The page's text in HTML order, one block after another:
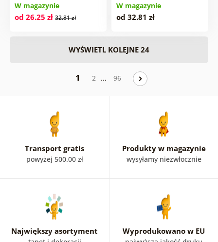
W magazynie
od 26.25 zł 32.81 zł
W magazynie
od 32.81 zł
WYŚWIETL KOLEJNE 24
1 2 … 96
Transport gratis
powyżej 500.00 zł
Produkty w magazynie
wysyłamy niezwłocznie
Największy asortyment Wyprodukowano w EU